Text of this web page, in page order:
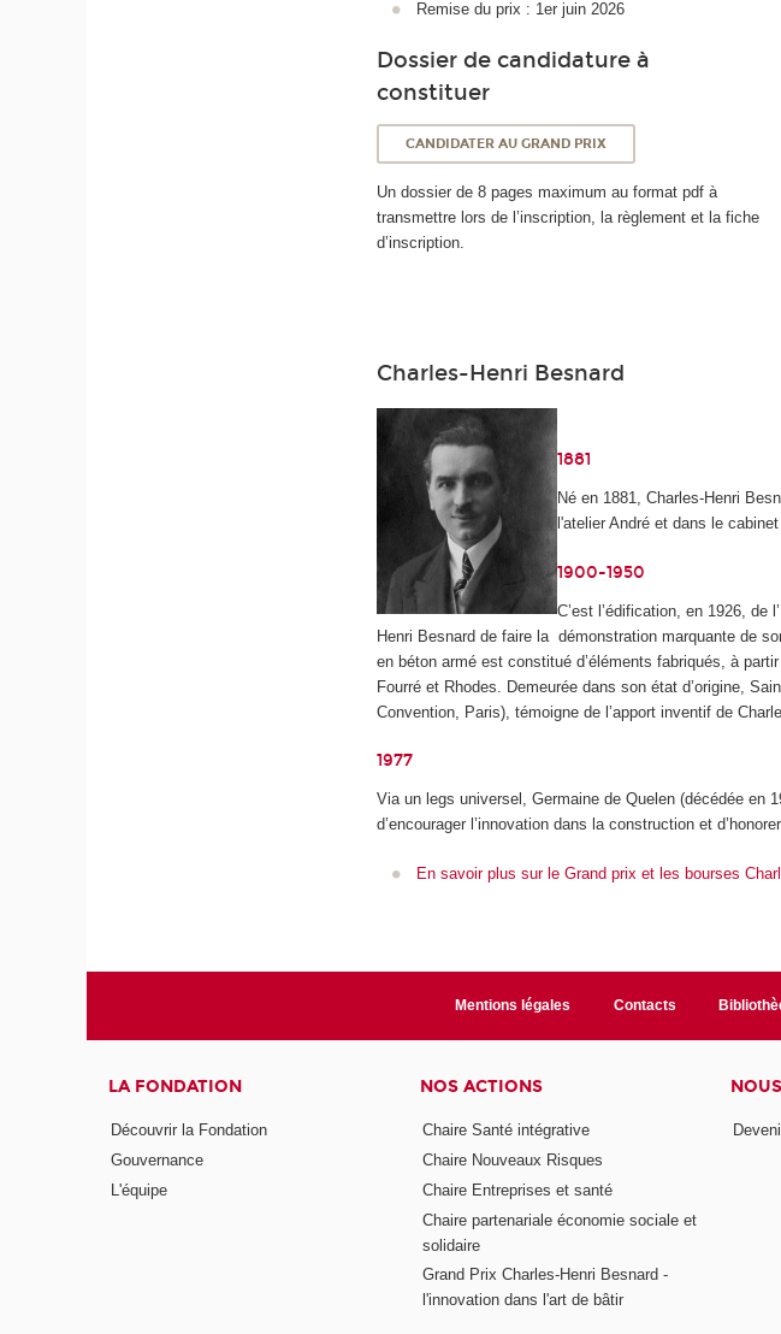
Remise du prix : 1er juin 2026
Dossier de candidature à
constituer
CANDIDATER AU GRAND PRIX
Un dossier de 8 pages maximum au format pdf à
transmettre lors de l’inscription, la règlement et la fiche
d’inscription.
Charles-Henri Besnard
1881
Né en 1881, Charles-Henri
l'atelier André et dans le
1900-1950
C’est l’édification, en 1926, de
Henri Besnard de faire la démonstration marquante de
en béton armé est constitué d’éléments fabriqués, à
Fourré et Rhodes. Demeurée dans son état d’origine,
Convention, Paris), témoigne de l’apport inventif de
1977
Via un legs universel, Germaine de Quelen (décédée en
d’encourager l’innovation dans la construction et
En savoir plus sur le Grand prix et les bourses
Mentions légales Contacts
LA FONDATION
Découvrir la Fondation
Gouvernance
L'équipe
NOS ACTIONS
Chaire Santé intégrative
Chaire Nouveaux Risques
Chaire Entreprises et santé
Chaire partenariale économie sociale et
solidaire
Grand Prix Charles-Henri Besnard -
l'innovation dans l'art de bâtir